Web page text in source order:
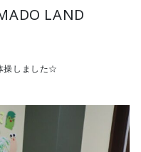
LAND
操しました☆